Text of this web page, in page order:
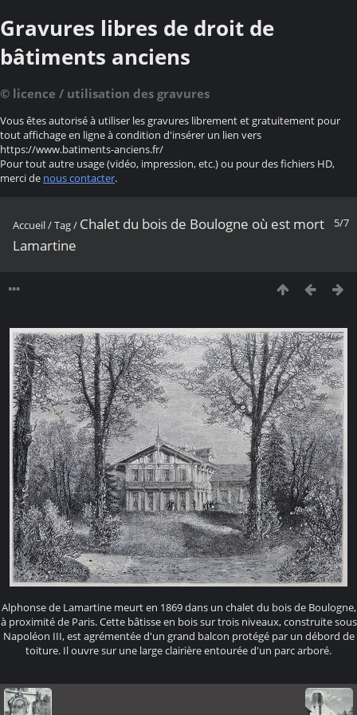
Gravures libres de droit de
bâtiments anciens
© licence / utilisation des gravures
Vous êtes autorisé à utiliser les gravures librement et gratuitement pour
tout affichage en ligne à condition d'insérer un lien vers
https://www.batiments-anciens.fr/
Pour tout autre usage (vidéo, impression, etc.) ou pour des fichiers HD,
merci de nous contacter.
5/7
Accueil/Tag/ Chalet du bois de Boulogne où est mort
Lamartine
Alphonse de Lamartine meurt en 1869 dans un chalet du bois de Boulogne,
à proximité de Paris. Cette bâtisse en bois sur trois niveaux, construite sous
Napoléon III, est agrémentée d'un grand balcon protégé par un débord de
toiture. Il ouvre sur une large clairière entourée d'un parc arboré.